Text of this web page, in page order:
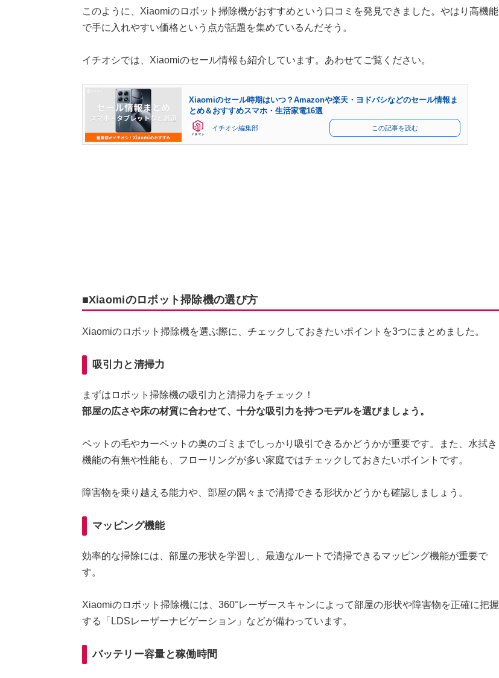
このように、Xiaomiのロボット掃除機がおすすめという口コミを発見できました。やはり高機能
で手に入れやすい価格という点が話題を集めているんだそう。
イチオシでは、Xiaomiのセール情報も紹介しています。あわせてご覧ください。
Xiaomiのセール時期はいつ？Amazonや楽天・ヨドバシなどのセール情報ま
とめ＆おすすめスマホ・生活家電16選
イチオシ編集部 この記事を読む
■Xiaomiのロボット掃除機の選び方
Xiaomiのロボット掃除機を選ぶ際に、チェックしておきたいポイントを3つにまとめました。
吸引力と清掃力
まずはロボット掃除機の吸引力と清掃力をチェック！
部屋の広さや床の材質に合わせて、十分な吸引力を持つモデルを選びましょう。
ペットの毛やカーペットの奥のゴミまでしっかり吸引できるかどうかが重要です。また、水拭き
機能の有無や性能も、フローリングが多い家庭ではチェックしておきたいポイントです。
障害物を乗り越える能力や、部屋の隅々まで清掃できる形状かどうかも確認しましょう。
マッピング機能
効率的な掃除には、部屋の形状を学習し、最適なルートで清掃できるマッピング機能が重要で
す。
Xiaomiのロボット掃除機には、360°レーザースキャンによって部屋の形状や障害物を正確に把握
する「LDSレーザーナビゲーション」などが備わっています。
バッテリー容量と稼働時間